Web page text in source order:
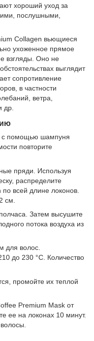
хороший уход за
послушными,
Collagen вьющиеся
ухоженное прямое
взгляды. Оно не
выглядит
сопротивление
в частности
ветра,
др.
с помощью шампуня
повторите
пряди. Используя
распределите
всей длине локонов.
см.
Затем высушите
потока воздуха из
для волос.
до 230 °С. Количество
промойте их теплой
Premium Mask от
ее на локонах 10 минут.